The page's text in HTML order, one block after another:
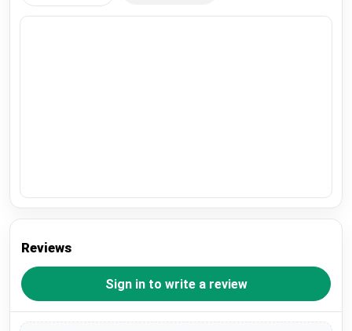
Reviews
Sign in to write a review